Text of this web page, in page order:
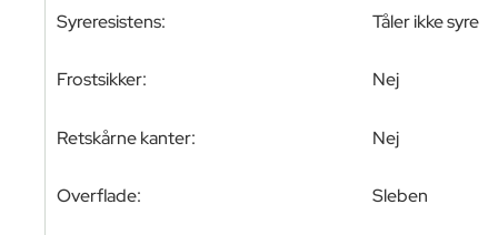
Syreresistens: Tåler ikke syre
Frostsikker: Nej
Retskårne kanter: Nej
Overflade: Sleben